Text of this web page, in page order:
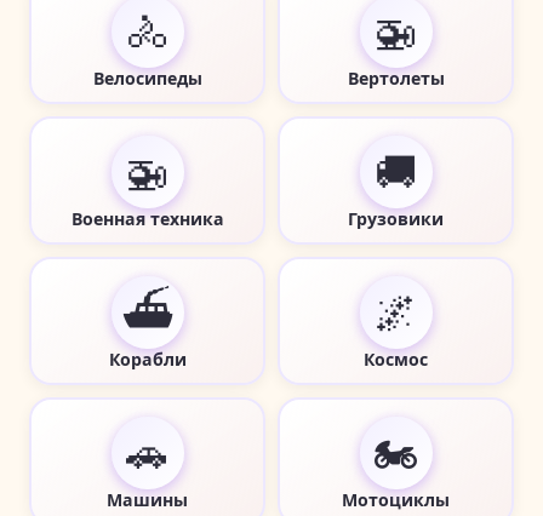
🚴
Велосипеды
🚁
Вертолеты
🚁
Военная техника
🚚
Грузовики
⛴️
Корабли
🌌
Космос
🚗
Машины
🏍️
Мотоциклы